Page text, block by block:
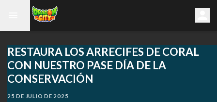
RESTAURA LOS ARRECIFES DE CORAL
CON NUESTRO PASE DÍA DE LA
CONSERVACIÓN
25 DE JULIO DE 2025